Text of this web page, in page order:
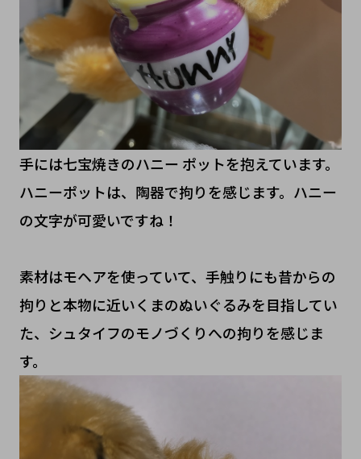
手には七宝焼きのハニー ポットを抱えています。
ハニーポットは、陶器で拘りを感じます。ハニー
の文字が可愛いですね！
素材はモヘアを使っていて、手触りにも昔からの
拘りと本物に近いくまのぬいぐるみを目指してい
た、シュタイフのモノづくりへの拘りを感じま
す。